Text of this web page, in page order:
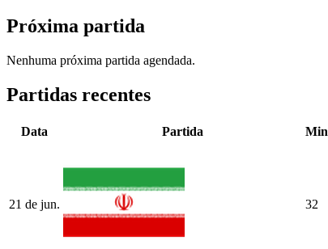
Próxima partida
Nenhuma próxima partida agendada.
Partidas recentes
Data Partida Min
21 de jun. 32